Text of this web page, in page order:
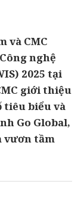
và CMC
nghệ
2025 tại
giới thiệu
tiêu biểu và
Go Global,
vươn tầm